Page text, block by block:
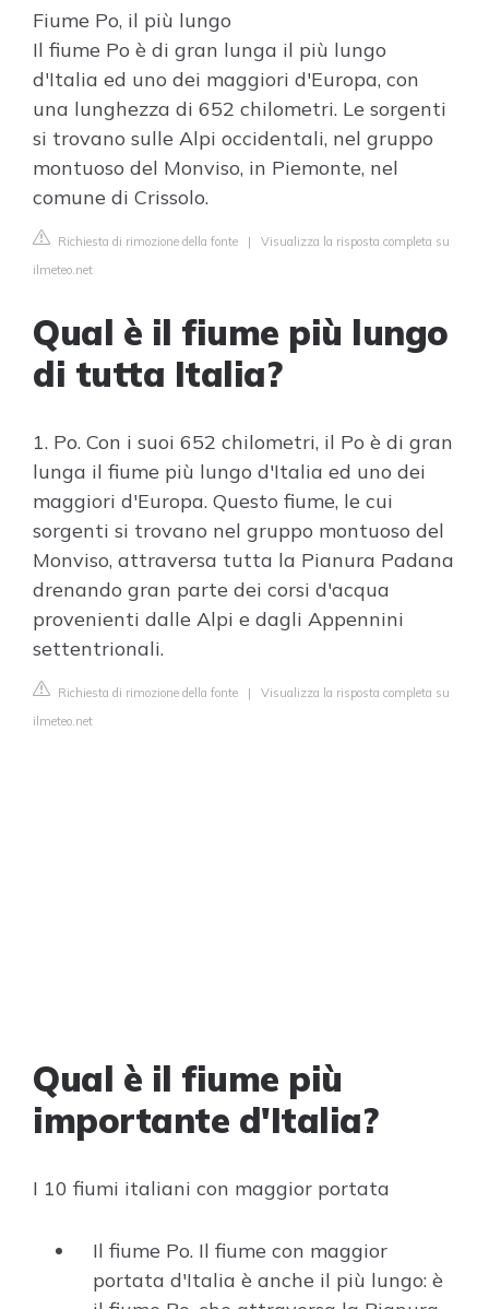
Fiume Po, il più lungo
Il fiume Po è di gran lunga il più lungo
d'Italia ed uno dei maggiori d'Europa, con
una lunghezza di 652 chilometri. Le sorgenti
si trovano sulle Alpi occidentali, nel gruppo
montuoso del Monviso, in Piemonte, nel
comune di Crissolo.
Richiesta di rimozione della fonte | Visualizza la risposta completa su
ilmeteo.net
Qual è il fiume più lungo
di tutta Italia?
1. Po. Con i suoi 652 chilometri, il Po è di gran
lunga il fiume più lungo d'Italia ed uno dei
maggiori d'Europa. Questo fiume, le cui
sorgenti si trovano nel gruppo montuoso del
Monviso, attraversa tutta la Pianura Padana
drenando gran parte dei corsi d'acqua
provenienti dalle Alpi e dagli Appennini
settentrionali.
Richiesta di rimozione della fonte | Visualizza la risposta completa su
ilmeteo.net
Qual è il fiume più
importante d'Italia?
I 10 fiumi italiani con maggior portata
Il fiume Po. Il fiume con maggior
portata d'Italia è anche il più lungo: è